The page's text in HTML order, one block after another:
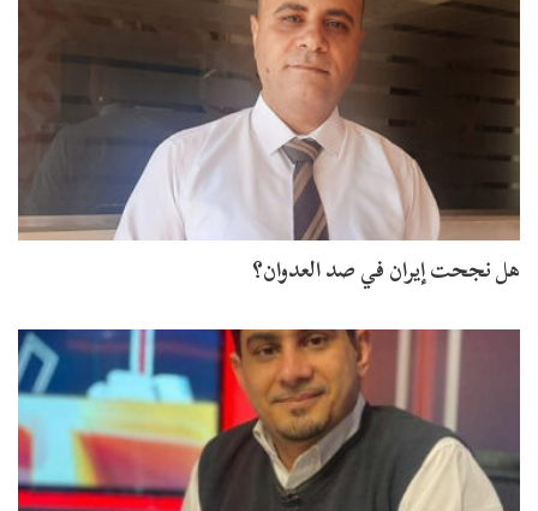
هل نجحت إيران في صد العدوان؟